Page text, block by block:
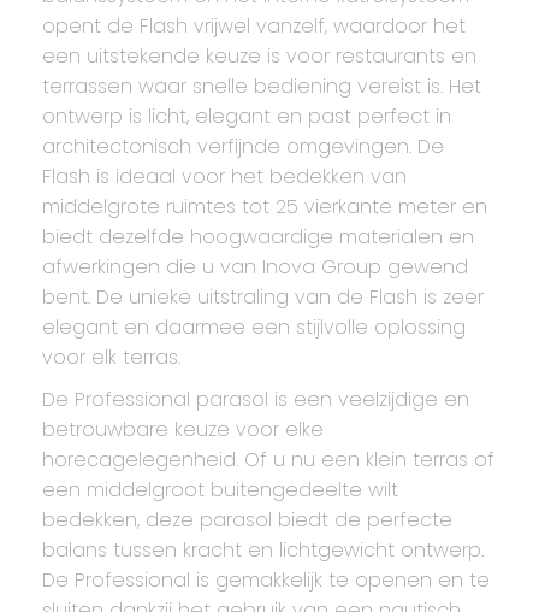
opent de Flash vrijwel vanzelf, waardoor het
een uitstekende keuze is voor restaurants en
terrassen waar snelle bediening vereist is. Het
ontwerp is licht, elegant en past perfect in
architectonisch verfijnde omgevingen. De
Flash is ideaal voor het bedekken van
middelgrote ruimtes tot 25 vierkante meter en
biedt dezelfde hoogwaardige materialen en
afwerkingen die u van Inova Group gewend
bent. De unieke uitstraling van de Flash is zeer
elegant en daarmee een stijlvolle oplossing
voor elk terras.
De Professional parasol is een veelzijdige en
betrouwbare keuze voor elke
horecagelegenheid. Of u nu een klein terras of
een middelgroot buitengedeelte wilt
bedekken, deze parasol biedt de perfecte
balans tussen kracht en lichtgewicht ontwerp.
De Professional is gemakkelijk te openen en te